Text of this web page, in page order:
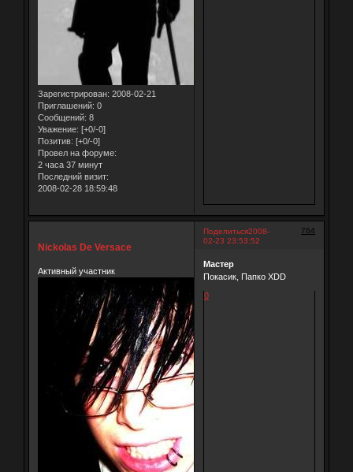
Зарегистрирован: 2008-02-21
Приглашений: 0
Сообщений: 8
Уважение: [+0/-0]
Позитив: [+0/-0]
Провел на форуме:
2 часа 37 минут
Последний визит:
2008-02-28 18:59:48
Поделиться 764
2008-
02-23 23:53:52
Nickolas De Versace
Активный участник
Мастер
Покасик, Папко XDD
0